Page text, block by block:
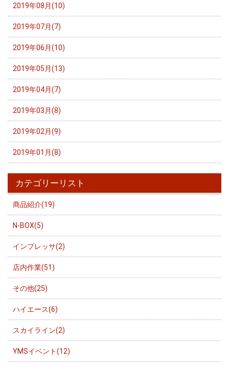
2019年08月(10)
2019年07月(7)
2019年06月(10)
2019年05月(13)
2019年04月(7)
2019年03月(8)
2019年02月(9)
2019年01月(8)
カテゴリーリスト
商品紹介(19)
N-BOX(5)
インプレッサ(2)
店内作業(51)
その他(25)
ハイエース(6)
スカイライン(2)
YMSイベント(12)